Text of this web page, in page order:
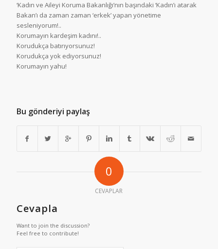
‘Kadın ve Aileyi Koruma Bakanlığı’nın başındaki ‘Kadın’ı atarak
Bakan’ı da zaman zaman ‘erkek’ yapan yönetime
sesleniyorum!..
Korumayın kardeşim kadını!..
Korudukça batırıyorsunuz!
Korudukça yok ediyorsunuz!
Korumayın yahu!
Bu gönderiyi paylaş
0
CEVAPLAR
Cevapla
Want to join the discussion?
Feel free to contribute!